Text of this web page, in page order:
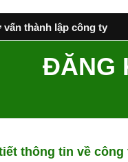
vấn thành lập công ty
ĐĂNG
thông tin về